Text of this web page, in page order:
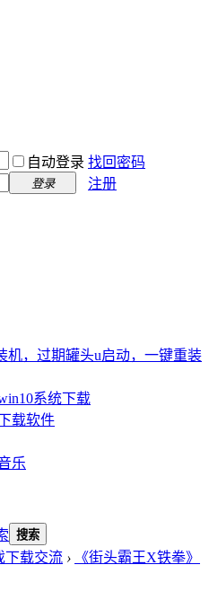
自动登录 找回密码
登录 注册
机，过期罐头u启动，一键重装
系统下载
载软件
乐
搜索
下载交流 ›
《街头霸王X铁拳》